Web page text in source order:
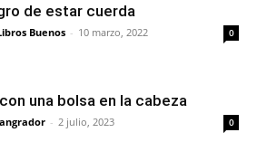
de estar cuerda
Buenos - 10 marzo, 2022 0
una bolsa en la cabeza
- 2 julio, 2023 0